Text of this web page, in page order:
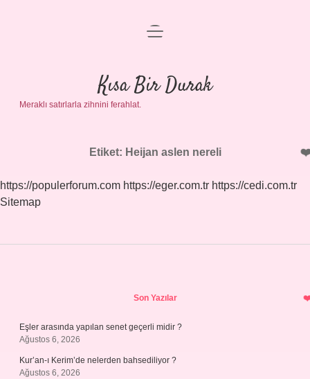
Anasayfa
Gizlilik Politikası
Yasal Uyarı
menüyü
Kısa Bir Durak
Meraklı satırlarla zihnini ferahlat.
Etiket: Heijan aslen nereli
https://populerforum.com https://eger.com.tr https://cedi.com.tr
Sitemap
Son Yazılar
Eşler arasında yapılan senet geçerli midir ?
Ağustos 6, 2026
Kur’an-ı Kerim’de nelerden bahsediliyor ?
Ağustos 6, 2026